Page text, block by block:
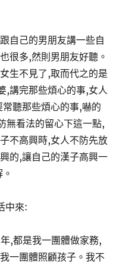
己的男朋友講一些自
很多,然則男朋友好聽。
生不見了,取而代之的是
,講完那些煩心的事,女人
聽那些煩心的事,嚇的
無看法的留心下這一點,
不高興時,女人不防先放
的,讓自己的漢子高興一
中來:
都是我一團體做家務,
一團體照顧孩子。我不